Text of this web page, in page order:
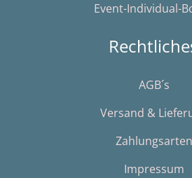
Event-Individual-
AGB´s
Versand &
Zahlungsarten
Impressum